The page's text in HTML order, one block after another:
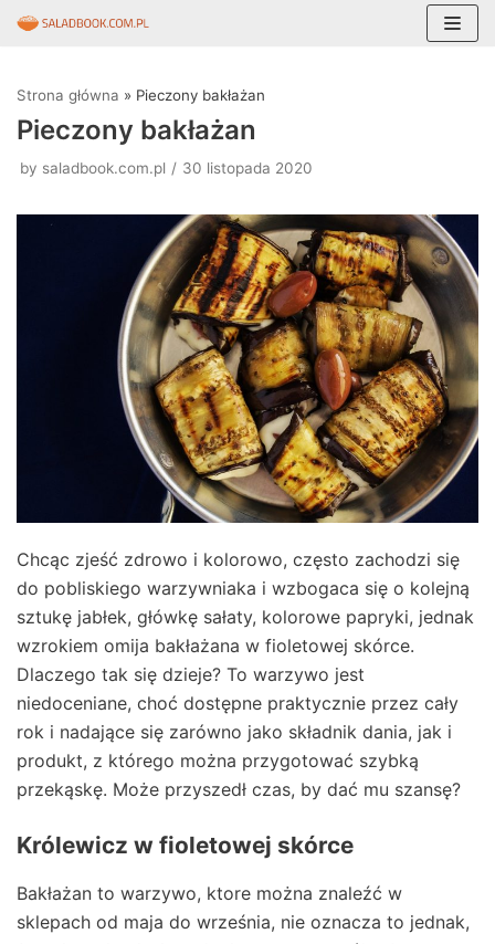
do
treści
Strona główna » Pieczony bakłażan
Pieczony bakłażan
by saladbook.com.pl 30 listopada 2020
Chcąc zjeść zdrowo i kolorowo, często zachodzi się
do pobliskiego warzywniaka i wzbogaca się o kolejną
sztukę jabłek, główkę sałaty, kolorowe papryki, jednak
wzrokiem omija bakłażana w fioletowej skórce.
Dlaczego tak się dzieje? To warzywo jest
niedoceniane, choć dostępne praktycznie przez cały
rok i nadające się zarówno jako składnik dania, jak i
produkt, z którego można przygotować szybką
przekąskę. Może przyszedł czas, by dać mu szansę?
Królewicz w fioletowej skórce
Bakłażan to warzywo, ktore można znaleźć w
sklepach od maja do września, nie oznacza to jednak,